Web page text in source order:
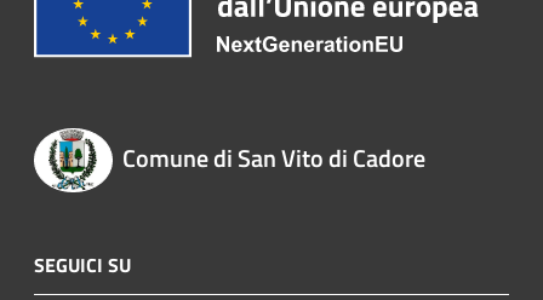
Comune di San Vito di Cadore
SEGUICI SU